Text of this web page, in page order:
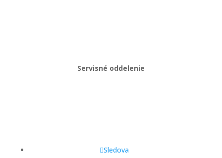
Servisné oddelenie
Sledova